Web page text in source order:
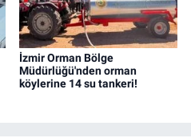
İzmir Orman Bölge
Müdürlüğü'nden orman
köylerine 14 su tankeri!